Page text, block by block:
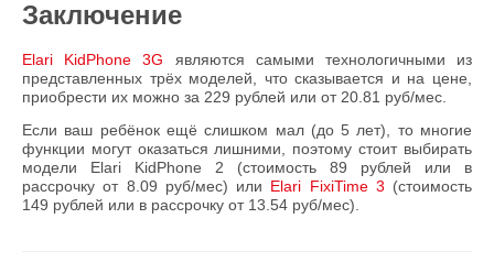
Заключение
Elari KidPhone 3G являются самыми технологичными из
представленных трёх моделей, что сказывается и на цене,
приобрести их можно за 229 рублей или от 20.81 руб/мес.
Если ваш ребёнок ещё слишком мал (до 5 лет), то многие
функции могут оказаться лишними, поэтому стоит выбирать
модели Elari KidPhone 2 (стоимость 89 рублей или в
рассрочку от 8.09 руб/мес) или Elari FixiTime 3 (стоимость
149 рублей или в рассрочку от 13.54 руб/мес).